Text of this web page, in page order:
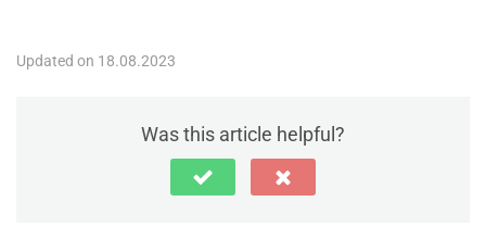
Updated on 18.08.2023
Was this article helpful?